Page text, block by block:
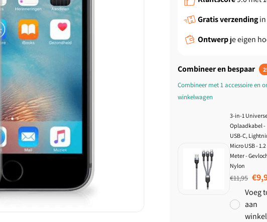
Gratis verzendingin
Ontwerpje eigen
Combineer en bespaar
Combineer met 1 accessoire en
winkelwagen
3-in-1
Oplaadkabel -
USB-C,
Micro USB - 1.2
Meter -
Nylon
Normale prijs
€11,95
Voeg
aan